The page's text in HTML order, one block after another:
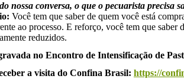
nossa conversa, o que o pecuarista
Você tem que saber de quem você está
ao processo. E reforço, você tem que saber
reduzidos.
no Encontro de Intensificação de
a visita do Confina Brasil: https://